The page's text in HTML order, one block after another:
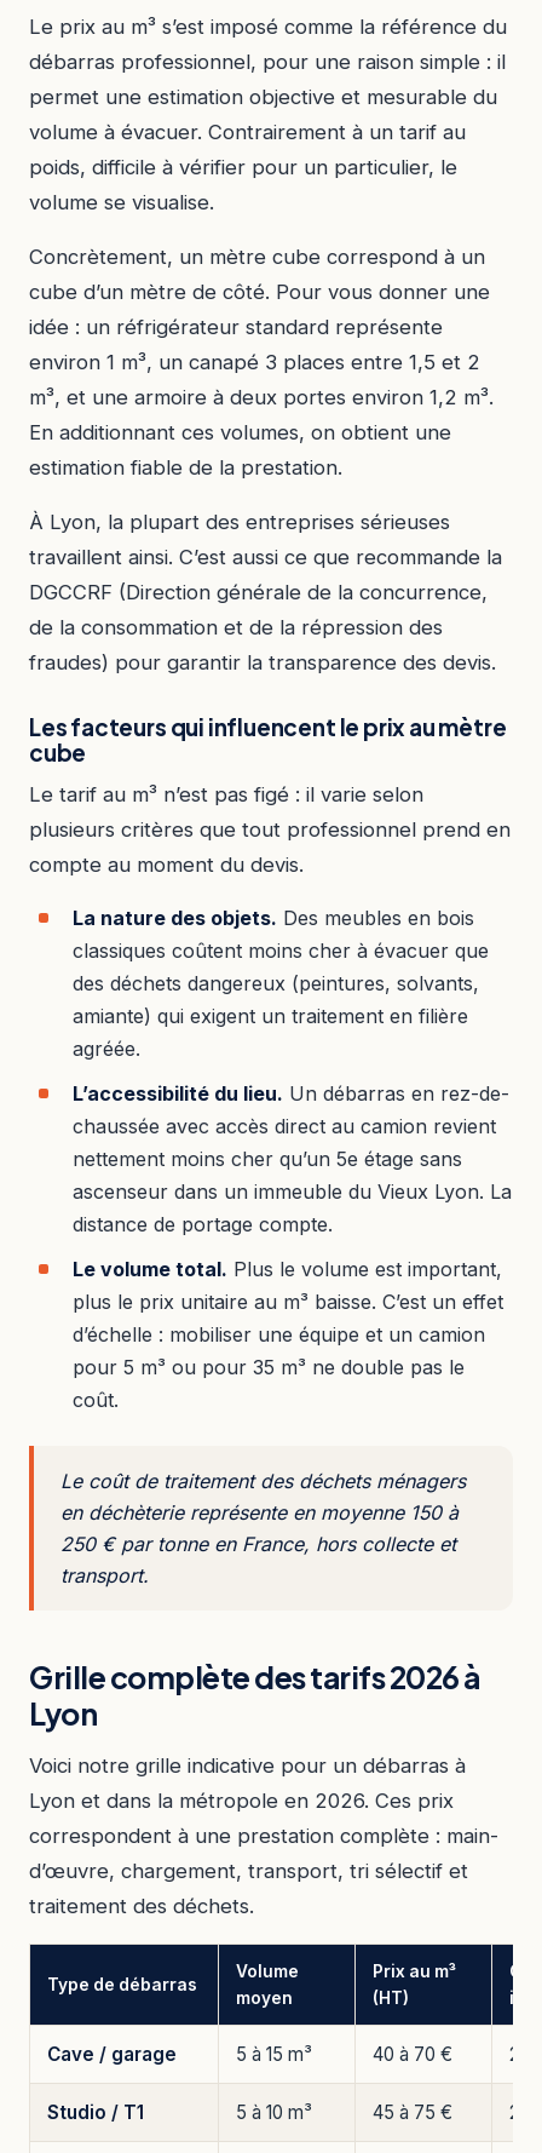
Le prix au m³ s’est imposé comme la référence du
débarras professionnel, pour une raison simple : il
permet une estimation objective et mesurable du
volume à évacuer. Contrairement à un tarif au
poids, difficile à vérifier pour un particulier, le
volume se visualise.
Concrètement, un mètre cube correspond à un
cube d’un mètre de côté. Pour vous donner une
idée : un réfrigérateur standard représente
environ 1 m³, un canapé 3 places entre 1,5 et 2
m³, et une armoire à deux portes environ 1,2 m³.
En additionnant ces volumes, on obtient une
estimation fiable de la prestation.
À Lyon, la plupart des entreprises sérieuses
travaillent ainsi. C’est aussi ce que recommande la
DGCCRF (Direction générale de la concurrence,
de la consommation et de la répression des
fraudes) pour garantir la transparence des devis.
Les facteurs qui influencent le prix au mètre
cube
Le tarif au m³ n’est pas figé : il varie selon
plusieurs critères que tout professionnel prend en
compte au moment du devis.
La nature des objets. Des meubles en bois
classiques coûtent moins cher à évacuer que
des déchets dangereux (peintures, solvants,
amiante) qui exigent un traitement en filière
agréée.
L’accessibilité du lieu. Un débarras en rez-de-
chaussée avec accès direct au camion revient
nettement moins cher qu’un 5e étage sans
ascenseur dans un immeuble du Vieux Lyon. La
distance de portage compte.
Le volume total. Plus le volume est important,
plus le prix unitaire au m³ baisse. C’est un effet
d’échelle : mobiliser une équipe et un camion
pour 5 m³ ou pour 35 m³ ne double pas le
coût.
Le coût de traitement des déchets ménagers
en déchèterie représente en moyenne 150 à
250 € par tonne en France, hors collecte et
transport.
Grille complète des tarifs 2026 à
Lyon
Voici notre grille indicative pour un débarras à
Lyon et dans la métropole en 2026. Ces prix
correspondent à une prestation complète : main-
d’œuvre, chargement, transport, tri sélectif et
traitement des déchets.
Type de débarras
Volume
moyen
Prix au m³
(HT)
Cave / garage 5 à 15 m³ 40 à 70 €
Studio / T1 5 à 10 m³ 45 à 75 €